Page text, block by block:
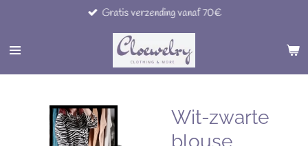
naar
hoofdinhoud
Gratis verzending vanaf 70€
Wit-zwarte
blouse